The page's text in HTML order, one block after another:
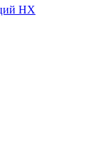
НХ